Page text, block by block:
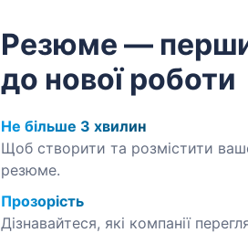
Резюме —
до нової роботи
Не більше 3 хвилин
Щоб створити та розмістити
резюме.
Прозорість
Дізнавайтеся, які компанії